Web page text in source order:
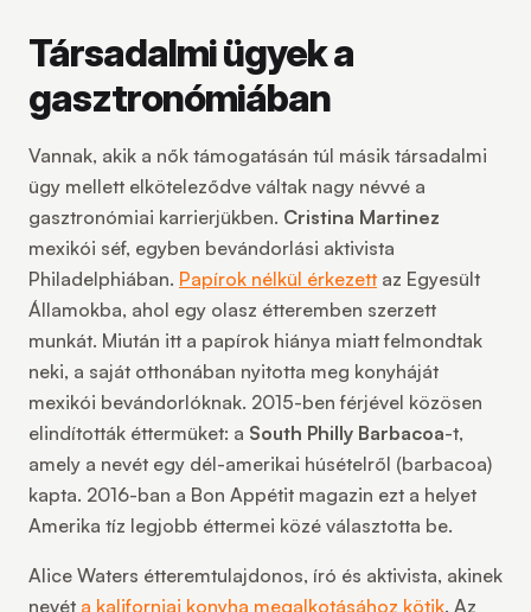
Társadalmi ügyek a
gasztronómiában
Vannak, akik a nők támogatásán túl másik társadalmi
ügy mellett elköteleződve váltak nagy névvé a
gasztronómiai karrierjükben. Cristina Martinez
mexikói séf, egyben bevándorlási aktivista
Philadelphiában. Papírok nélkül érkezett az Egyesült
Államokba, ahol egy olasz étteremben szerzett
munkát. Miután itt a papírok hiánya miatt felmondtak
neki, a saját otthonában nyitotta meg konyháját
mexikói bevándorlóknak. 2015-ben férjével közösen
elindították éttermüket: a South Philly Barbacoa-t,
amely a nevét egy dél-amerikai húsételről (barbacoa)
kapta. 2016-ban a Bon Appétit magazin ezt a helyet
Amerika tíz legjobb éttermei közé választotta be.
Alice Waters étteremtulajdonos, író és aktivista, akinek
nevét a kaliforniai konyha megalkotásához kötik. Az